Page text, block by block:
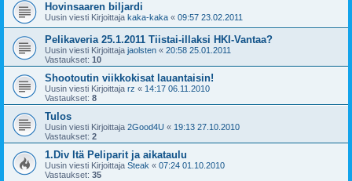
Hovinsaaren biljardi
Uusin viesti Kirjoittaja kaka-kaka « 09:57 23.02.2011
Pelikaveria 25.1.2011 Tiistai-illaksi HKI-Vantaa?
Uusin viesti Kirjoittaja jaolsten « 20:58 25.01.2011
Vastaukset: 10
Shootoutin viikkokisat lauantaisin!
Uusin viesti Kirjoittaja rz « 14:17 06.11.2010
Vastaukset: 8
Tulos
Uusin viesti Kirjoittaja 2Good4U « 19:13 27.10.2010
Vastaukset: 2
1.Div Itä Peliparit ja aikataulu
Uusin viesti Kirjoittaja Steak « 07:24 01.10.2010
Vastaukset: 35